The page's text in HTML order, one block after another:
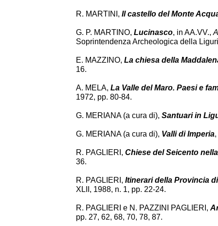
R. MARTINI, Il castello del Monte
G. P. MARTINO, Lucinasco, in AA.VV.,
Soprintendenza Archeologica della
E. MAZZINO, La chiesa della
16.
A. MELA, La Valle del Maro. Paesi e
1972, pp. 80-84.
G. MERIANA (a cura di), Santuari in
G. MERIANA (a cura di), Valli di Imperia
R. PAGLIERI, Chiese del Seicento
36.
R. PAGLIERI, Itinerari della Provincia
XLII, 1988, n. 1, pp. 22-24.
R. PAGLIERI e N. PAZZINI PAGLIERI,
pp. 27, 62, 68, 70, 78, 87.